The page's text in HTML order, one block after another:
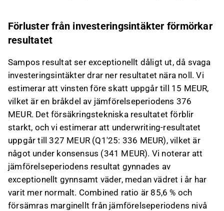
Förluster från investeringsintäkter förmörkar
resultatet
Sampos resultat ser exceptionellt dåligt ut, då svaga
investeringsintäkter drar ner resultatet nära noll. Vi
estimerar att vinsten före skatt uppgår till 15 MEUR,
vilket är en bråkdel av jämförelseperiodens 376
MEUR. Det försäkringstekniska resultatet förblir
starkt, och vi estimerar att underwriting-resultatet
uppgår till 327 MEUR (Q1'25: 336 MEUR), vilket är
något under konsensus (341 MEUR). Vi noterar att
jämförelseperiodens resultat gynnades av
exceptionellt gynnsamt väder, medan vädret i år har
varit mer normalt. Combined ratio är 85,6 % och
försämras marginellt från jämförelseperiodens nivå